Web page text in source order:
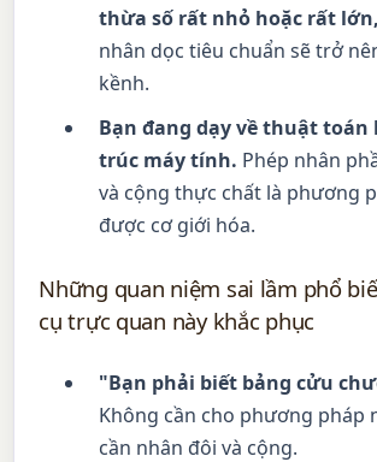
thừa số rất nhỏ hoặc rất lớn,
nhân dọc tiêu chuẩn sẽ trở
kềnh.
Bạn đang dạy về thuật toán
trúc máy tính. Phép nhân
và cộng thực chất là phương
được cơ giới hóa.
Những quan niệm sai lầm phổ
cụ trực quan này khắc phục
"Bạn phải biết bảng cửu
Không cần cho phương pháp
cần nhân đôi và cộng.